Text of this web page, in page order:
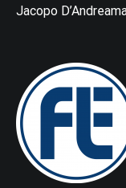
Jacopo